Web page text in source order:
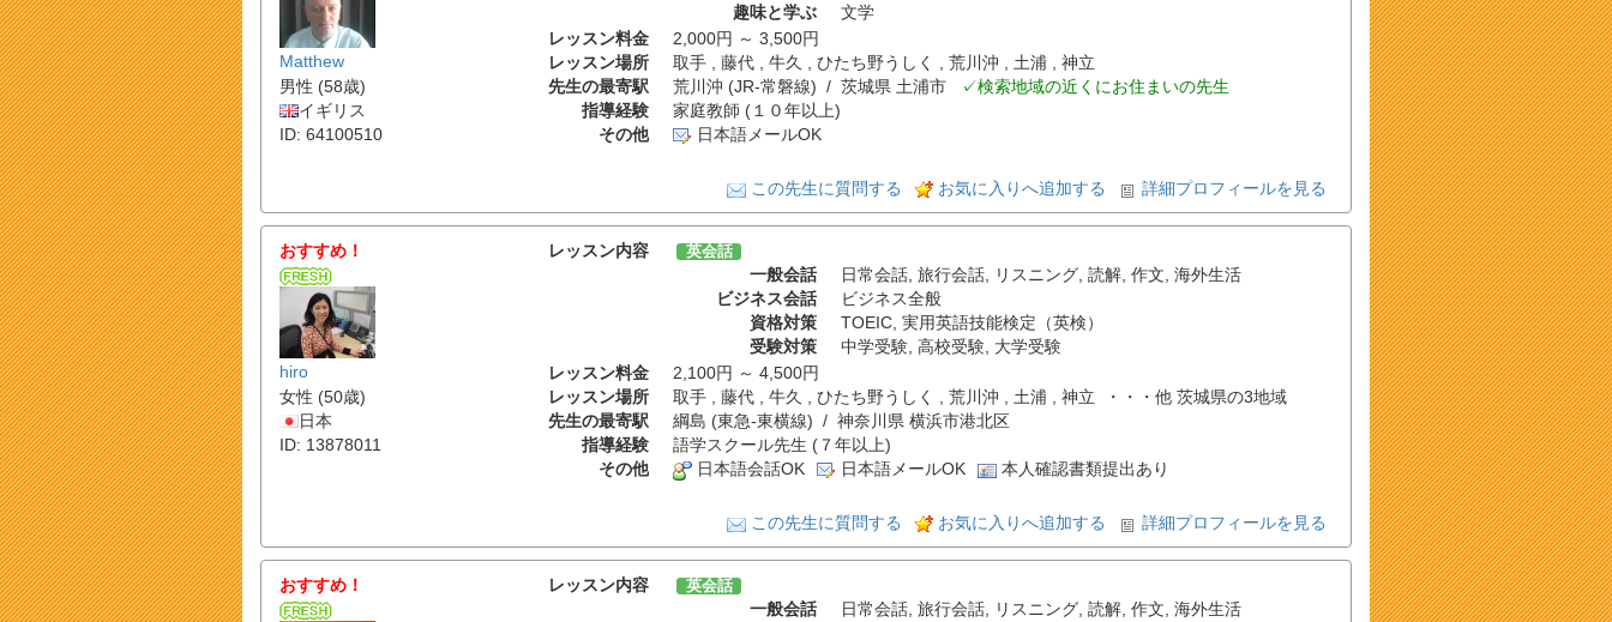
Matthew
男性 (58歳)
イギリス
ID: 64100510
趣味と学ぶ
文学
レッスン料金
2,000円 ～ 3,500円
レッスン場所
取手 , 藤代 , 牛久 , ひたち野うしく , 荒川沖 , 土浦 , 神立
先生の最寄駅
荒川沖 (JR-常磐線) / 茨城県 土浦市
✓検索地域の近くにお住まいの先生
指導経験
家庭教師 (１０年以上)
その他
日本語メールOK
この先生に質問する お気に入りへ追加する 詳細プロフィールを見る
おすすめ！
hiro
女性 (50歳)
日本
ID: 13878011
レッスン内容 英会話
一般会話 日常会話, 旅行会話, リスニング, 読解, 作文, 海外生活
ビジネス会話
ビジネス全般
資格対策
TOEIC, 実用英語技能検定（英検）
受験対策
中学受験, 高校受験, 大学受験
レッスン料金
2,100円 ～ 4,500円
レッスン場所
取手 , 藤代 , 牛久 , ひたち野うしく , 荒川沖 , 土浦 , 神立 ・・・他 茨城県の3地域
先生の最寄駅
綱島 (東急-東横線) / 神奈川県 横浜市港北区
指導経験
語学スクール先生 (７年以上)
その他
日本語会話OK 日本語メールOK 本人確認書類提出あり
この先生に質問する お気に入りへ追加する 詳細プロフィールを見る
おすすめ！ レッスン内容 英会話
一般会話 日常会話, 旅行会話, リスニング, 読解, 作文, 海外生活